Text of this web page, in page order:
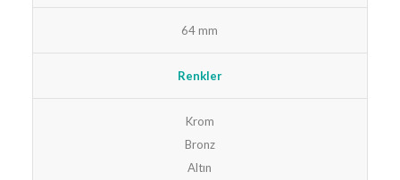
64 mm
Renkler
Krom
Bronz
Altın